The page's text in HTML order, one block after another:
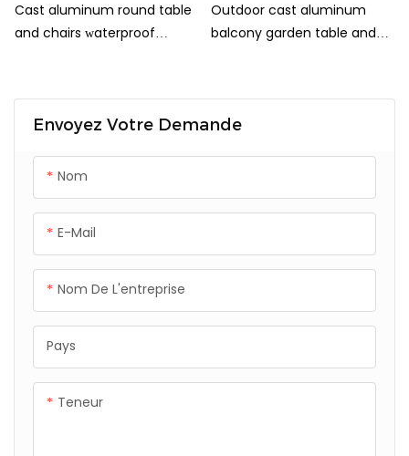
Envoyez Votre Demande
Nom
E-Mail
Nom De L'entreprise
Pays
Teneur
Cast aluminum round table
and chairs waterproof
Outdoor cast aluminum
balcony garden table and